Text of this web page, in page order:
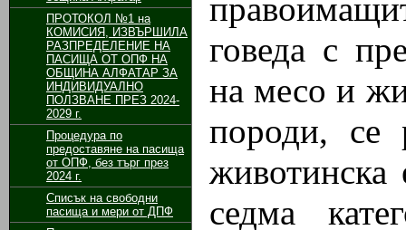
ПРОТОКОЛ №1 на
КОМИСИЯ, ИЗВЪРШИЛА
РАЗПРЕДЕЛЕНИЕ НА
ПАСИЩА ОТ ОПФ НА
ОБЩИНА АЛФАТАР ЗА
ИНДИВИДУАЛНО
ПОЛЗВАНЕ ПРЕЗ 2024-
2029 г.
Процедура по
предоставяне на пасища
от ОПФ, без търг през
2024 г.
Списък на свободни
пасища и мери от ДПФ
говеда с
на месо и
породи, се
седма